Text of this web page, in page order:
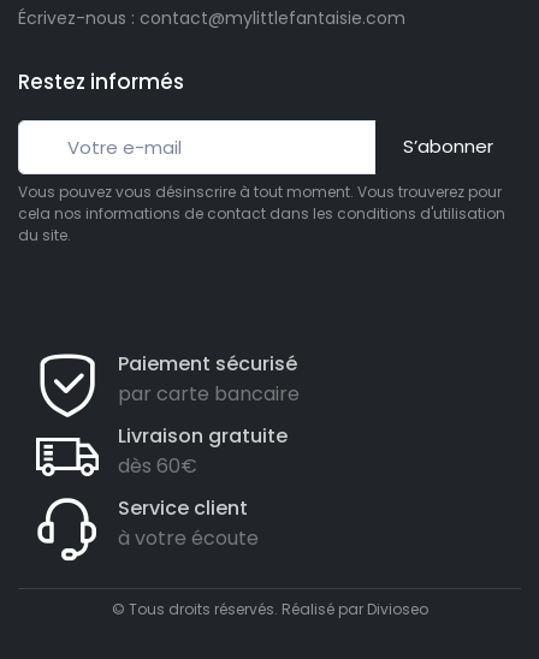
Écrivez-nous : contact@mylittlefantaisie.com
Restez informés
S’abonner
Vous pouvez vous désinscrire à tout moment. Vous trouverez pour
cela nos informations de contact dans les conditions d'utilisation
du site.
Paiement sécurisé
par carte bancaire
Livraison gratuite
dès 60€
Service client
à votre écoute
© Tous droits réservés. Réalisé par Divioseo